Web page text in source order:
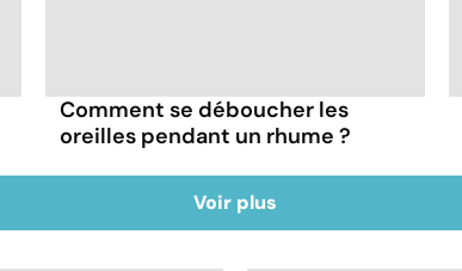
Comment se déboucher les
oreilles pendant un rhume ?
Voir plus